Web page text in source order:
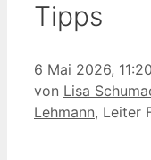
Tipps
6 Mai 2026, 11:20
von Lisa
Lehmann, Leiter